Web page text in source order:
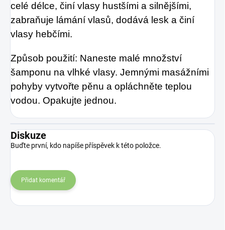
celé délce, činí vlasy hustšími a silnějšími,
zabraňuje lámání vlasů, dodává lesk a činí
vlasy hebčími.
Způsob použití: Naneste malé množství
šamponu na vlhké vlasy. Jemnými masážními
pohyby vytvořte pěnu a opláchněte teplou
vodou. Opakujte jednou.
Diskuze
Buďte první, kdo napíše příspěvek k této položce.
Přidat komentář